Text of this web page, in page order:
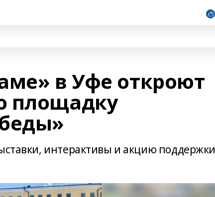
в Уфе откроют
площадку
интерактивы и акцию поддержки